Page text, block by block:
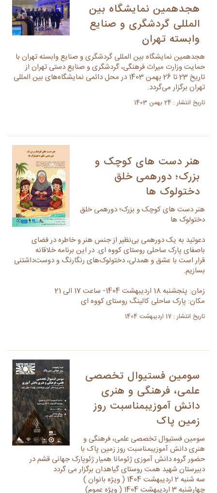
هجدهمین نمایشگاه بین
المللی گردشگری و صنایع
وابسته تهران
هجدهمین نمایشگاه بین المللی گردشگری و صنایع وابسته تهران با
حمایت وزارت میراث فرهنگی، گردشگری و صنایع دستی تهران از
تاریخ 23 تا 26 بهمن 1403 در محل دائمی نمایشگاه‌های بین المللی
تهران برگزار می‌گردد.
تاریخ انتشار : 24 بهمن 1403
هنر دست های کوچک و
بزرک؛ دورهمی خلق
دختولوک ها
هنر دست های کوچک و بزرک؛ دورهمی خلق
دختولوک ها
دعوتید به یک دورهمی بی‌نظیر از جنس هنر و خاطره در فضای
باصفای پارک ساحلی روستای کووه ای. در این برنامه خلاقانه
قرار است با عشق و همدلی، دختولوک‌های رنگارنگ و دوست‌داشتنی
بسازیم.
زمان: پنجشنبه 18 اردیبهشت 1404- ساعت 17 الی 21
مکان: پارک ساحلی کالینگ روستای کووه ای
تاریخ انتشار : 17 اردیبهشت 1404
سومین فستیوال تخصصی
علمی، فرهنگی و هنری
دانش آموزیبمناسبت روز
زمین پاک
سومین فستیوال تخصصی علمی، فرهنگی و
هنری دانش آموزیبمناسبت روز زمین پاک با
حضور گروه دانش آموزی ژئومانا همیار ژئوپارک جهانی قشم در
دبیرستان شهید همت روستای گیاهدان برگزار می گردد
سه شنبه 2 اردیبهشت 1404 ( ویژه بانوان )
چهارشنبه 3 اردیبهشت 1404 ( ویژه عموم)